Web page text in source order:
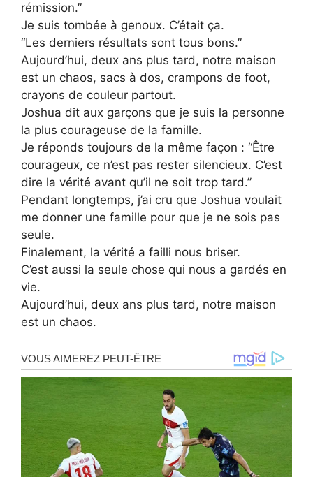
rémission.”
Je suis tombée à genoux. C’était ça.
“Les derniers résultats sont tous bons.”
Aujourd’hui, deux ans plus tard, notre maison
est un chaos, sacs à dos, crampons de foot,
crayons de couleur partout.
Joshua dit aux garçons que je suis la personne
la plus courageuse de la famille.
Je réponds toujours de la même façon : “Être
courageux, ce n’est pas rester silencieux. C’est
dire la vérité avant qu’il ne soit trop tard.”
Pendant longtemps, j’ai cru que Joshua voulait
me donner une famille pour que je ne sois pas
seule.
Finalement, la vérité a failli nous briser.
C’est aussi la seule chose qui nous a gardés en
vie.
Aujourd’hui, deux ans plus tard, notre maison
est un chaos.